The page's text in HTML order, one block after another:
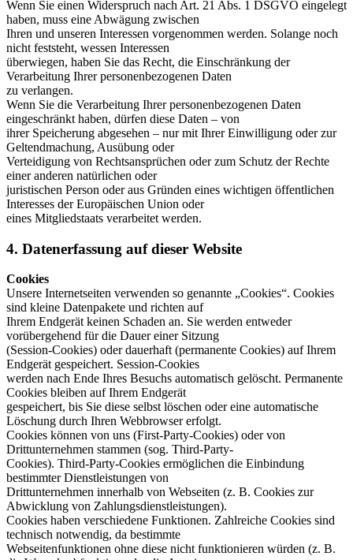
Wenn Sie einen Widerspruch nach Art. 21 Abs. 1 DSGVO eingelegt
haben, muss eine Abwägung zwischen
Ihren und unseren Interessen vorgenommen werden. Solange noch
nicht feststeht, wessen Interessen
überwiegen, haben Sie das Recht, die Einschränkung der
Verarbeitung Ihrer personenbezogenen Daten
zu verlangen.
Wenn Sie die Verarbeitung Ihrer personenbezogenen Daten
eingeschränkt haben, dürfen diese Daten – von
ihrer Speicherung abgesehen – nur mit Ihrer Einwilligung oder zur
Geltendmachung, Ausübung oder
Verteidigung von Rechtsansprüchen oder zum Schutz der Rechte
einer anderen natürlichen oder
juristischen Person oder aus Gründen eines wichtigen öffentlichen
Interesses der Europäischen Union oder
eines Mitgliedstaats verarbeitet werden.
4. Datenerfassung auf dieser Website
Cookies
Unsere Internetseiten verwenden so genannte „Cookies“. Cookies
sind kleine Datenpakete und richten auf
Ihrem Endgerät keinen Schaden an. Sie werden entweder
vorübergehend für die Dauer einer Sitzung
(Session-Cookies) oder dauerhaft (permanente Cookies) auf Ihrem
Endgerät gespeichert. Session-Cookies
werden nach Ende Ihres Besuchs automatisch gelöscht. Permanente
Cookies bleiben auf Ihrem Endgerät
gespeichert, bis Sie diese selbst löschen oder eine automatische
Löschung durch Ihren Webbrowser erfolgt.
Cookies können von uns (First-Party-Cookies) oder von
Drittunternehmen stammen (sog. Third-Party-
Cookies). Third-Party-Cookies ermöglichen die Einbindung
bestimmter Dienstleistungen von
Drittunternehmen innerhalb von Webseiten (z. B. Cookies zur
Abwicklung von Zahlungsdienstleistungen).
Cookies haben verschiedene Funktionen. Zahlreiche Cookies sind
technisch notwendig, da bestimmte
Webseitenfunktionen ohne diese nicht funktionieren würden (z. B.